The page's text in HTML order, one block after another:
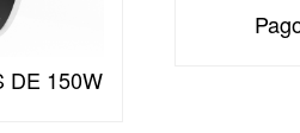
DE 150W